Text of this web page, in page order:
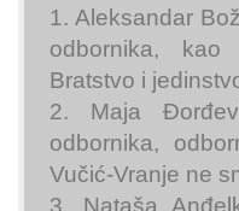
1. Aleksandar
odbornika, kao
Bratstvo i
2. Maja
odbornika,
Vučić-Vranje ne